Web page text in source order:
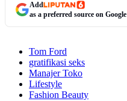
Add
as a preferred source on Google
Tom Ford
gratifikasi seks
Manajer Toko
Lifestyle
Fashion Beauty